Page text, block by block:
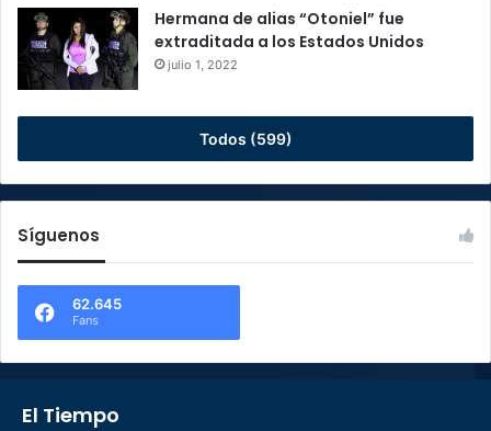
Hermana de alias “Otoniel” fue
extraditada a los Estados Unidos
julio 1, 2022
Todos (599)
Síguenos
62.645
Fans
El Tiempo